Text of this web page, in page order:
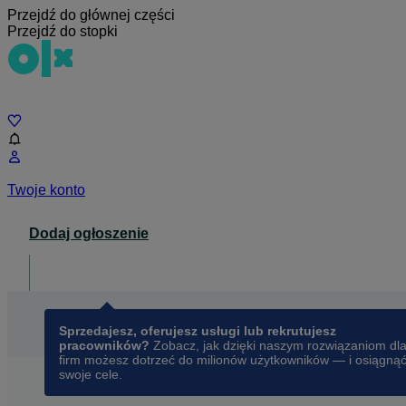
Przejdź do głównej części
Przejdź do stopki
Twoje konto
Dodaj ogłoszenie
Sprzedajesz, oferujesz usługi lub rekrutujesz
pracowników? Zobacz, jak dzięki naszym rozwiązaniom dla
firm możesz dotrzeć do milionów użytkowników — i osiągnąć
swoje cele.